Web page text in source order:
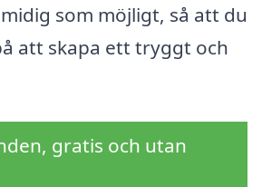
som möjligt, så att du
att skapa ett tryggt och
gratis och utan